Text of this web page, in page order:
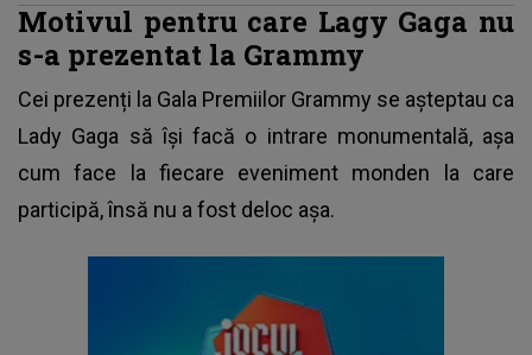
Motivul pentru care Lagy Gaga nu
s-a prezentat la Grammy
Cei prezenți la Gala Premiilor Grammy se așteptau ca
Lady Gaga să își facă o intrare monumentală, așa
cum face la fiecare eveniment monden la care
participă, însă nu a fost deloc așa.